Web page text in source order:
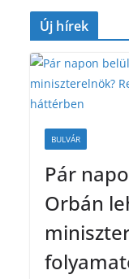
Új hírek
BULVÁR
Pár
Orbán